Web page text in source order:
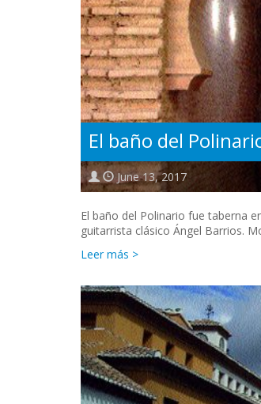
El baño del
June 13, 2017
El baño del Polinario fue taberna
guitarrista clásico Ángel Barrios.
Leer más >